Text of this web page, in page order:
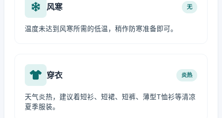
风寒 无
温度未达到风寒所需的低温，稍作防寒准备即可。
穿衣 炎热
天气炎热，建议着短衫、短裙、短裤、薄型T恤衫等清凉
夏季服装。